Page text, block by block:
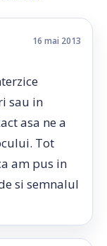
16 mai 2013
sau in
asa ne a
Tot
am pus in
si semnalul